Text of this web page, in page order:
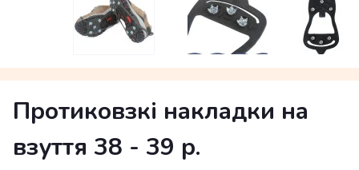
Протиковзкі накладки на
взуття 38 - 39 р.